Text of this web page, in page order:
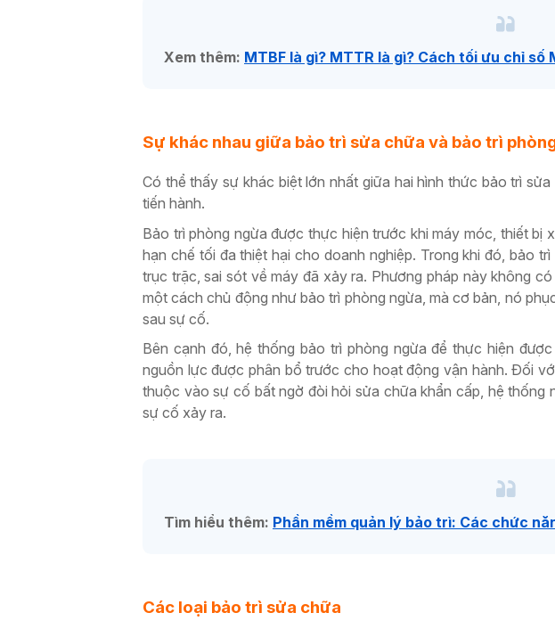
Xem thêm: MTBF là gì? MTTR là gì? Cách tối ưu chỉ
Sự khác nhau giữa bảo trì sửa chữa và bảo trì
Có thể thấy sự khác biệt lớn nhất giữa hai hình thức bảo trì
tiến hành.
Bảo trì phòng ngừa được thực hiện trước khi máy móc, thiết bị
hạn chế tối đa thiệt hại cho doanh nghiệp. Trong khi đó, bảo
trục trặc, sai sót về máy đã xảy ra. Phương pháp này không
một cách chủ động như bảo trì phòng ngừa, mà cơ bản, nó
sau sự cố.
Bên cạnh đó, hệ thống bảo trì phòng ngừa để thực hiện
nguồn lực được phân bổ trước cho hoạt động vận hành. Đối
thuộc vào sự cố bất ngờ đòi hỏi sửa chữa khẩn cấp, hệ thống
sự cố xảy ra.
Tìm hiểu thêm: Phần mềm quản lý bảo trì: Các chức
Các loại bảo trì sửa chữa